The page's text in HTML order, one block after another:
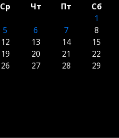
Ср Чт Пт
Сб
1
5 6 7
8
12 13 14
15
19 20 21
22
26 27 28
29